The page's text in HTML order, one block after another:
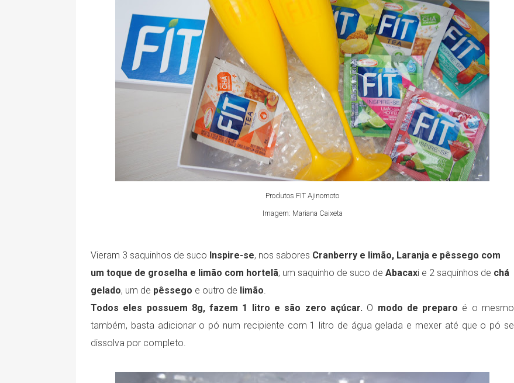
Produtos FIT Ajinomoto
Imagem: Mariana Caixeta
Vieram 3 saquinhos de suco Inspire-se, nos sabores Cranberry e limão, Laranja e pêssego com
um toque de groselha e limão com hortelã; um saquinho de suco de Abacaxi e 2 saquinhos de chá
gelado, um de pêssego e outro de limão.
Todos eles possuem 8g, fazem 1 litro e são zero açúcar.O modo de preparo é o mesmo
também, basta adicionar o pó num recipiente com 1 litro de água gelada e mexer até que o pó se
dissolva por completo.